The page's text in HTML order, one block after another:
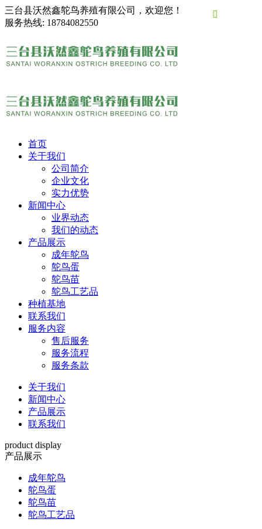
三台县沃然鑫鸵鸟养殖有限公司，欢迎您！
服务热线: 18784082550

首页
关于我们
公司简介
企业文化
实力优势
新闻中心
业界动态
我们的动态
产品展示
成年鸵鸟
鸵鸟蛋
鸵鸟苗
鸵鸟工艺品
种植基地
联系我们
服务内容
售后服务
服务流程
服务条款
关于我们
新闻中心
产品展示
联系我们
product display
产品展示
成年鸵鸟
鸵鸟蛋
鸵鸟苗
鸵鸟工艺品